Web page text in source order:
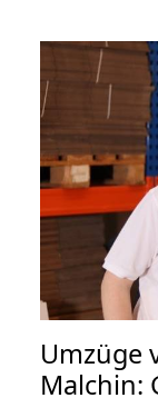
Umzüge
Malchin: